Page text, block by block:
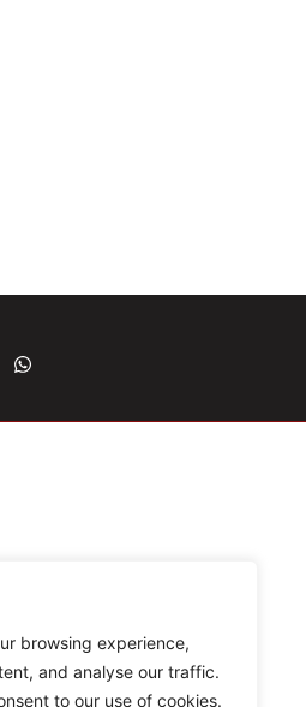
browsing experience,
and analyse our traffic.
to our use of cookies.